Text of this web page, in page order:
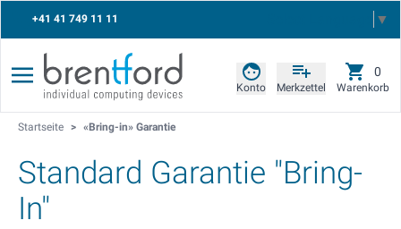
+41 41 749 11 11 ▼
Konto Merkzettel Warenkorb
0
Startseite > «Bring-in» Garantie
Standard Garantie "Bring-
In"